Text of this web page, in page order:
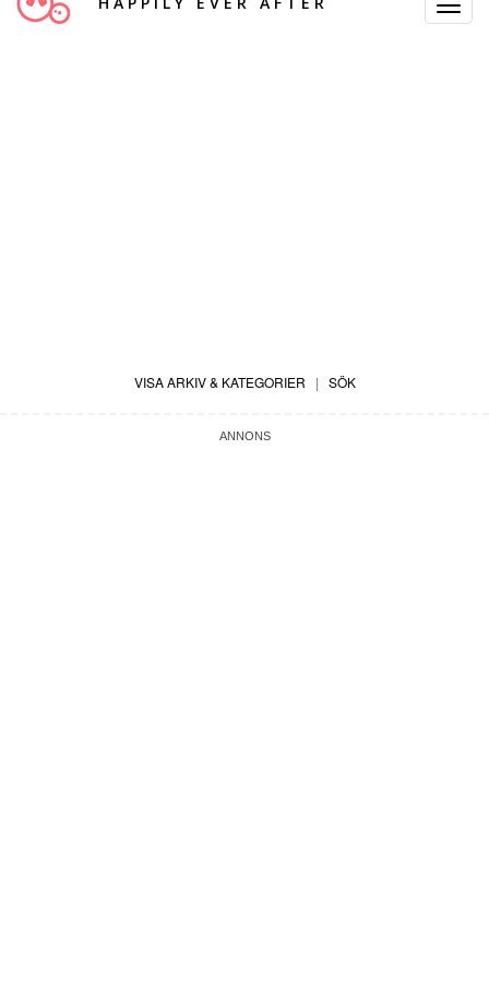
Toggle
VISA ARKIV & KATEGORIER | SÖK